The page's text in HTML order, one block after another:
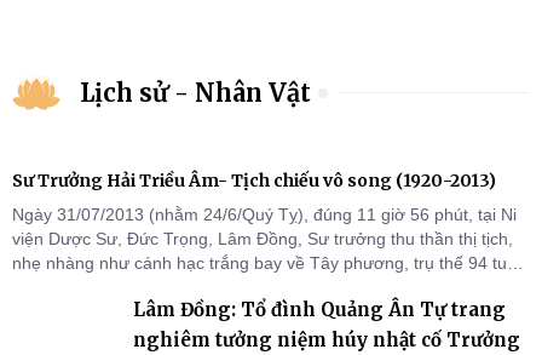
Lịch sử - Nhân Vật
Sư Trưởng Hải Triều Âm- Tịch chiếu vô song (1920-2013)
Ngày 31/07/2013 (nhằm 24/6/Quý Tỵ), đúng 11 giờ 56 phút, tại Ni
viện Dược Sư, Đức Trọng, Lâm Đồng, Sư trưởng thu thần thị tịch,
nhẹ nhàng như cánh hạc trắng bay về Tây phương, trụ thế 94 tuổi
Lâm Đồng: Tổ đình Quảng Ân Tự trang
nghiêm tưởng niệm húy nhật cố Trưởng